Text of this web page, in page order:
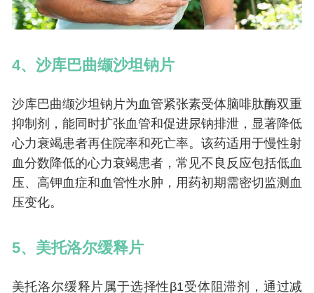
4、沙库巴曲缬沙坦钠片
沙库巴曲缬沙坦钠片为血管紧张素受体脑啡肽酶双重
抑制剂，能同时扩张血管和促进尿钠排泄，显著降低
心力衰竭患者再住院率和死亡率。该药适用于慢性射
血分数降低的心力衰竭患者，常见不良反应包括低血
压、高钾血症和血管性水肿，用药初期需密切监测血
压变化。
5、美托洛尔缓释片
美托洛尔缓释片属于选择性β1受体阻滞剂，通过减